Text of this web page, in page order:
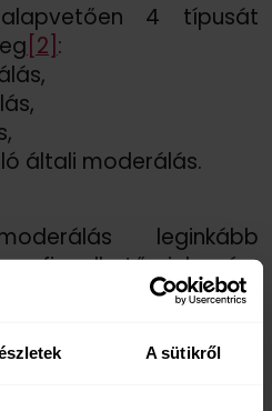
A sütikről
4 típusát
[2] :
általi moderálás.
leginkább
jelenség:
vagy
megjelenítéséhez.
munkának tűnhet,